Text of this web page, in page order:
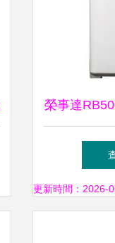
榮事達
波輪洗衣
潔凈
更新時間：2026-